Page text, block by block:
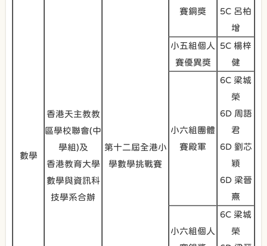
數學
香港天主教教
區學校聯會(中
學組)及
香港教育大學
數學與資訊科
技學系合辦
第十二屆全港小
學數學挑戰賽
賽銅獎
5C 呂柏
增
小五組個人
賽優異獎
5C 楊梓
健
小六組團體
賽殿軍
6C 梁城
榮
6D 周語
君
6D 劉芯
穎
6D 梁晉
熹
小六組個人
6C 梁城
榮